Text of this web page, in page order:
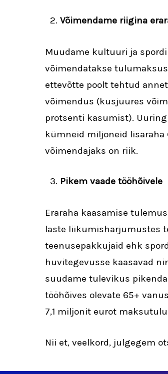
Võimendame riigina
Muudame kultuuri ja
võimendatakse
ettevõtte poolt tehtud
võimendus (kusjuures
protsenti kasumist).
kümneid miljoneid lisaraha
võimendajaks on riik.
Pikem vaade tööhõivele
Eraraha kaasamise
laste liikumisharjumustes
teenusepakkujaid ehk
huvitegevusse kaasavad
suudame tulevikus
tööhõives olevate 65+
7,1 miljonit eurot
Nii et, veelkord, julgegem